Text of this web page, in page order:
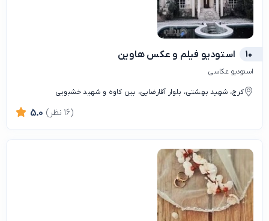
10 استودیو فیلم و عکس هاوین
استودیو عکاسی
کرج، شهید بهشتی، بلوار آقارضایی، بین کاوه و شهید خشبویی
5.0 (16 نظر)